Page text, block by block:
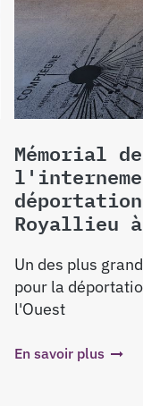
Mémorial de
Royallieu à
Un des plus
pour la
l'Ouest
En savoir plus